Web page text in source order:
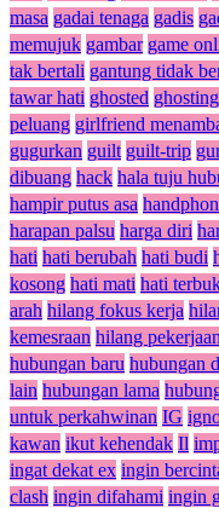
masa gadai tenaga gadis
memujuk gambar game
tak bertali gantung tidak
tawar hati ghosted ghosting
peluang girlfriend
gugurkan guilt guilt-trip
dibuang hack hala tuju
hampir putus asa
harapan palsu harga diri
hati hati berubah hati budi
kosong hati mati hati
arah hilang fokus kerja
kemesraan hilang pekerjaan
hubungan baru hubungan
lain hubungan lama
untuk perkahwinan IG
kawan ikut kehendak Il
ingat dekat ex ingin
clash ingin difahami ingin